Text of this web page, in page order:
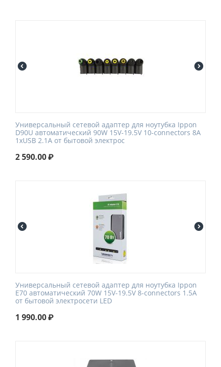
Универсальный сетевой адаптер для ноутубка Ippon
D90U автоматический 90W 15V-19.5V 10-connectors 8A
1xUSB 2.1A от бытовой электрос
2 590.00₽
Универсальный сетевой адаптер для ноутубка Ippon
E70 автоматический 70W 15V-19.5V 8-connectors 1.5A
от бытовой электросети LED
1 990.00₽